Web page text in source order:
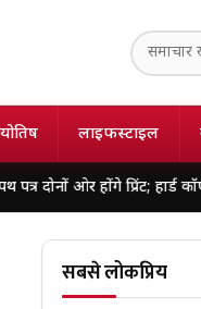
लाइफस्टाइल
होंगे प्रिंट; हार्ड कॉपी की प्रथा
सबसे लोकप्रिय